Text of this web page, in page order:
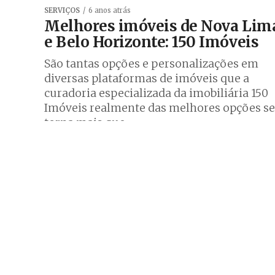
SERVIÇOS 6 anos atrás
Melhores imóveis de Nova
e Belo Horizonte: 150 Imóveis
São tantas opções e personalizações em
diversas plataformas de imóveis que a
curadoria especializada da imobiliária 150
Imóveis realmente das melhores opções se
torna mais que...